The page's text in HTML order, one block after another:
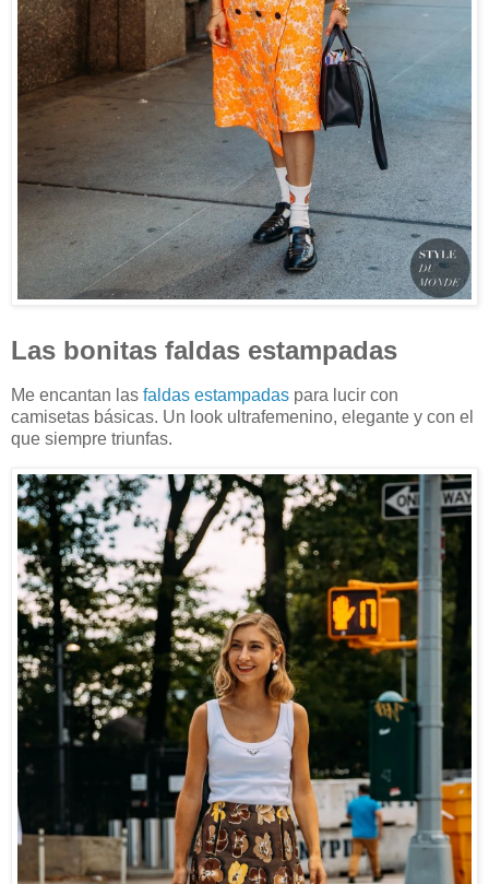
Las bonitas faldas estampadas
Me encantan las faldas estampadas para lucir con
camisetas básicas. Un look ultrafemenino, elegante y con el
que siempre triunfas.